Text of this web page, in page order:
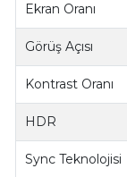
Ekran Oranı
Görüş Açısı
Kontrast Oranı
HDR
Sync Teknolojisi